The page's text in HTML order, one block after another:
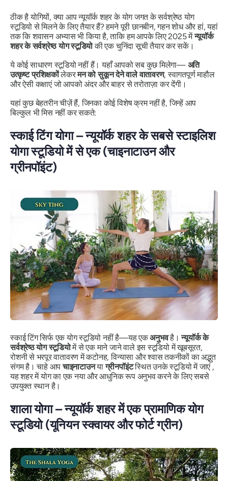
ठीक है योगियों, क्या आप न्यूयॉर्क शहर के योग जगत के सर्वश्रेष्ठ योग
स्टूडियो से मिलने के लिए तैयार हैं? हमने पूरी छानबीन, गहन शोध और हां, यहां
तक ​​कि शवासन अभ्यास भी किया है, ताकि हम आपके लिए 2025 मेंन्यूयॉर्क
शहर के सर्वश्रेष्ठ योग स्टूडियोकी एक चुनिंदा सूची तैयार कर सकें।
ये कोई साधारण स्टूडियो नहीं हैं। यहाँ आपको सब कुछ मिलेगा— अति
उत्कृष्ट प्रशिक्षकोंलेकरमन को सुकून देने वाले वातावरण, स्वागतपूर्ण माहौल
और ऐसी कक्षाएं जो आपको अंदर और बाहर से तरोताज़ा कर देंगी।
यहां कुछ बेहतरीन चीज़ें हैं, जिनका कोई विशेष क्रम नहीं है, जिन्हें आप
बिल्कुल भी मिस नहीं कर सकते:
स्काई टिंग योगा – न्यूयॉर्क शहर के सबसे स्टाइलिश
योगा स्टूडियो में से एक (चाइनाटाउन और
ग्रीनपॉइंट)
स्काई टिंग सिर्फ एक योग स्टूडियो नहीं है—यह एकअनुभवहै।न्यूयॉर्क के
सर्वश्रेष्ठ योग स्टूडियोमें से एक माने जाने वाले इस स्टूडियो में खूबसूरत,
रोशनी से भरपूर वातावरण में कटोनह, विन्यासा और श्वास तकनीकों का अद्भुत
संगम है। चाहे आपचाइनाटाउनयाग्रीनपॉइंटस्थित उनके स्टूडियो में जाएं ,
यह शहर में योग का एक नया और आधुनिक रूप अनुभव करने के लिए सबसे
उपयुक्त स्थान है।
शाला योगा – न्यूयॉर्क शहर में एक प्रामाणिक योग
स्टूडियो (यूनियन स्क्वायर और फोर्ट ग्रीन)